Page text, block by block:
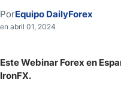
PorEquipo DailyForex
en abril 01, 2024
Este Webinar Forex en
IronFX.